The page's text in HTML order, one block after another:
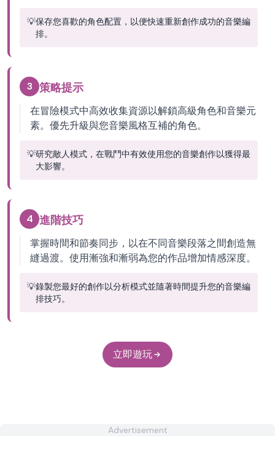
💡保存您喜歡的角色配置，以便快速重新創作成功的音樂編
排。
3 策略提示
在冒險模式中高效收集資源以解鎖高級角色和音樂元
素。優先升級與您音樂風格互補的角色。
💡研究敵人模式，在戰鬥中有效使用您的音樂創作以獲得最
大影響。
4 進階技巧
掌握時間和節奏同步，以在不同音樂段落之間創造無
縫過渡。使用漸強和漸弱為您的作品增加情感深度。
💡錄製您最好的創作以分析模式並隨著時間提升您的音樂編
排技巧。
立即遊玩
Advertisement